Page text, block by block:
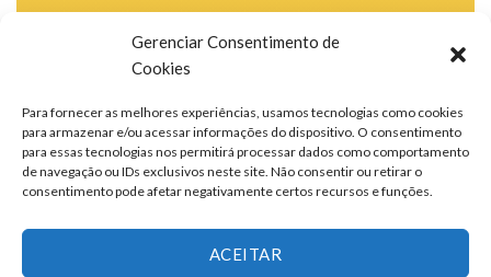
Gerenciar Consentimento de
Cookies
Para fornecer as melhores experiências, usamos tecnologias como cookies
para armazenar e/ou acessar informações do dispositivo. O consentimento
para essas tecnologias nos permitirá processar dados como comportamento
de navegação ou IDs exclusivos neste site. Não consentir ou retirar o
consentimento pode afetar negativamente certos recursos e funções.
ACEITAR